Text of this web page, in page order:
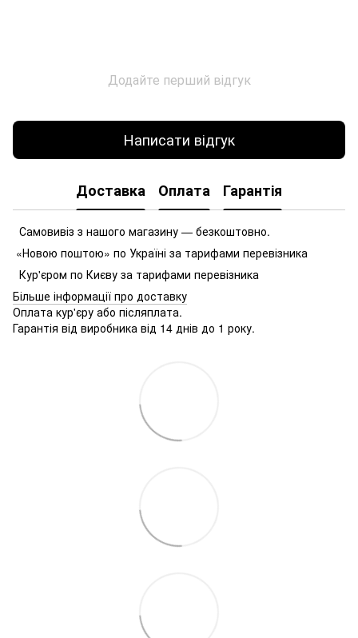
Додайте перший відгук
Написати відгук
Доставка Оплата Гарантія
Самовивіз з нашого магазину — безкоштовно.
«Новою поштою» по Україні за тарифами перевізника
Кур'єром по Києву за тарифами перевізника
Більше інформації про доставку
Оплата кур'єру або післяплата.
Гарантія від виробника від 14 днів до 1 року.